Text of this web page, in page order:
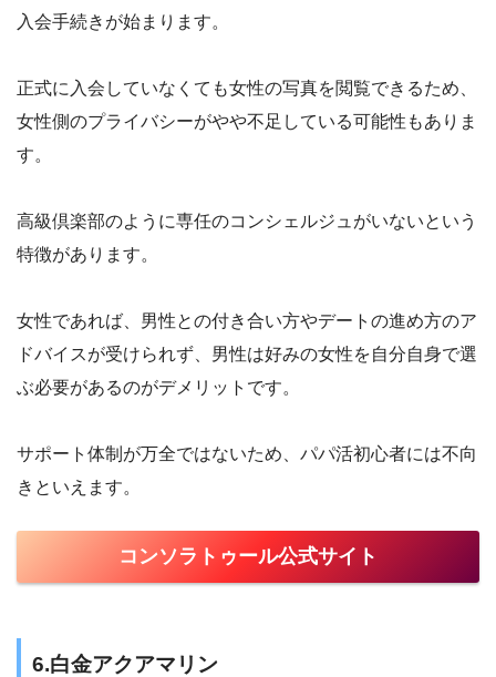
入会手続きが始まります。
正式に入会していなくても女性の写真を閲覧できるため、
女性側のプライバシーがやや不足している可能性もありま
す。
高級倶楽部のように専任のコンシェルジュがいないという
特徴があります。
女性であれば、男性との付き合い方やデートの進め方のア
ドバイスが受けられず、男性は好みの女性を自分自身で選
ぶ必要があるのがデメリットです。
サポート体制が万全ではないため、パパ活初心者には不向
きといえます。
コンソラトゥール公式サイト
6.白金アクアマリン